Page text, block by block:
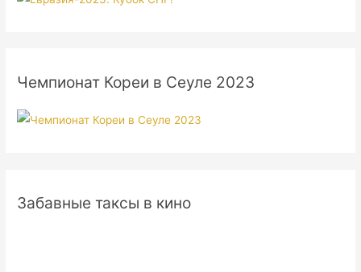
Чемпионат Кореи в Сеуле 2023
Забавные таксы в кино